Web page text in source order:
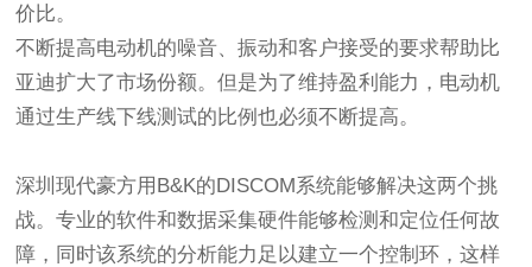
价比。
不断提高电动机的噪音、振动和客户接受的要求帮助比
亚迪扩大了市场份额。但是为了维持盈利能力，电动机
通过生产线下线测试的比例也必须不断提高。
深圳现代豪方用B&K的DISCOM系统能够解决这两个挑
战。专业的软件和数据采集硬件能够检测和定位任何故
障，同时该系统的分析能力足以建立一个控制环，这样